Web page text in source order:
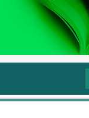
¿Cómo se cuentan